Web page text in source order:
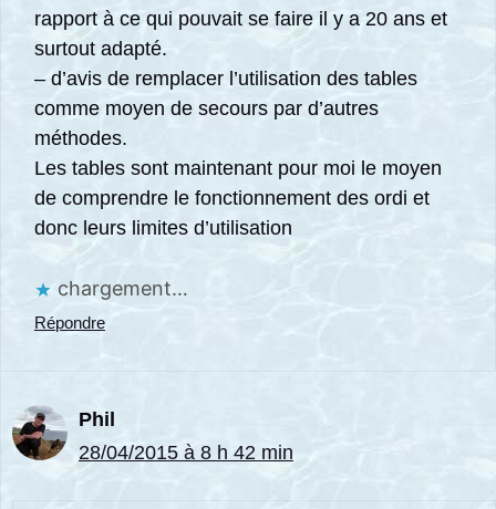
rapport à ce qui pouvait se faire il y a 20 ans et
surtout adapté.
– d’avis de remplacer l’utilisation des tables
comme moyen de secours par d’autres
méthodes.
Les tables sont maintenant pour moi le moyen
de comprendre le fonctionnement des ordi et
donc leurs limites d’utilisation
chargement…
Répondre
Phil
28/04/2015 à 8 h 42 min